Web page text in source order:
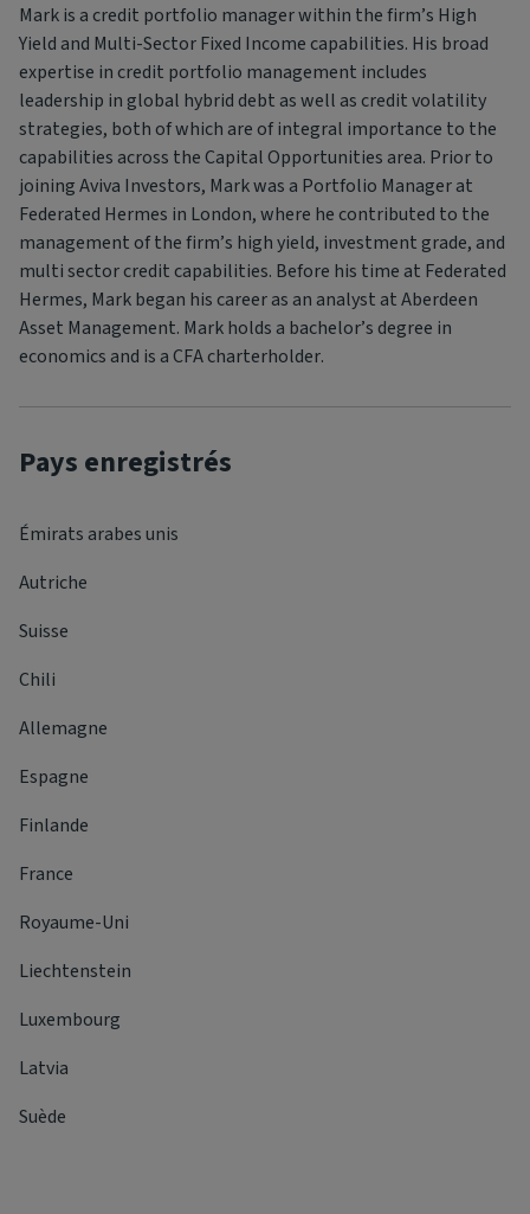
Mark is a credit portfolio manager within the firm’s High
Yield and Multi‑Sector Fixed Income capabilities. His broad
expertise in credit portfolio management includes
leadership in global hybrid debt as well as credit volatility
strategies, both of which are of integral importance to the
capabilities across the Capital Opportunities area. Prior to
joining Aviva Investors, Mark was a Portfolio Manager at
Federated Hermes in London, where he contributed to the
management of the firm’s high yield, investment grade, and
multi sector credit capabilities. Before his time at Federated
Hermes, Mark began his career as an analyst at Aberdeen
Asset Management. Mark holds a bachelor’s degree in
economics and is a CFA charterholder.
Pays enregistrés
Émirats arabes unis
Autriche
Suisse
Chili
Allemagne
Espagne
Finlande
France
Royaume-Uni
Liechtenstein
Luxembourg
Latvia
Suède